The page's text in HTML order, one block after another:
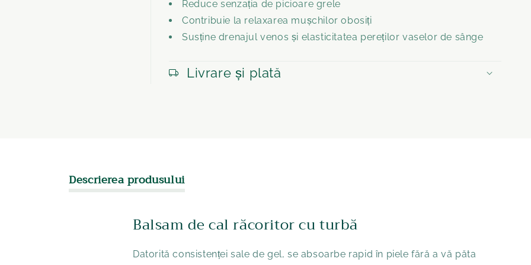
Reduce senzația de picioare grele
Contribuie la relaxarea mușchilor obosiți
Susține drenajul venos și elasticitatea pereților vaselor de sânge
Livrare și plată
Descrierea produsului
Balsam de cal răcoritor cu turbă
Datorită consistenței sale de gel, se absoarbe rapid în piele fără a vă păta